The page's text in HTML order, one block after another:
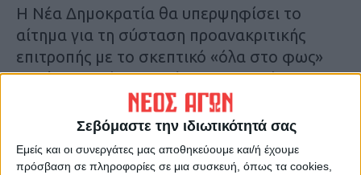
Σεβόμαστε την ιδιωτικότητά σας
Εμείς και οι συνεργάτες μας αποθηκεύουμε και/ή έχουμε
πρόσβαση σε πληροφορίες σε μια συσκευή, όπως τα cookies,
Η Νέα Δημοκρατία θα υπερψηφίσει το
αίτημα για τη σύσταση προανακριτικής
επιτροπής με το σκεπτικό «όλα στο φως»
χωρίς να αφήνει αιχμές για τον Χρήστο
Μετά την ολοκληρωση της συζήτησης, που
αναμένεται να διαρκέσει 10 με 12 ώρες, η